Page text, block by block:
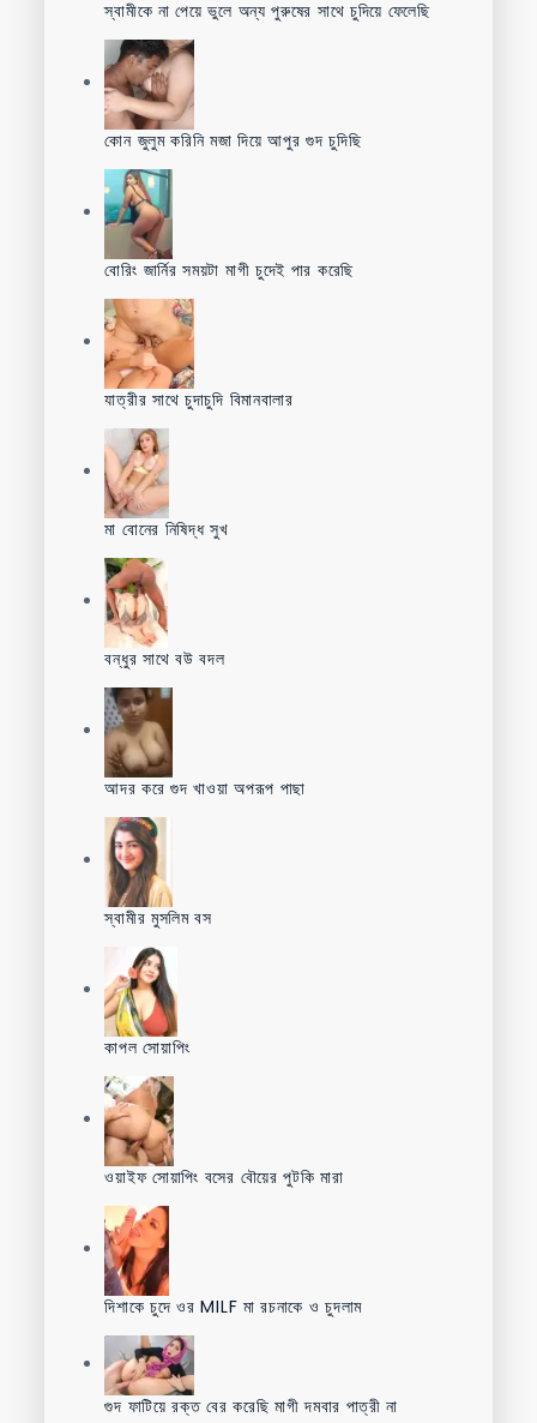
স্বামীকে না পেয়ে ভুলে অন্য পুরুষের সাথে চুদিয়ে ফেলেছি
কোন জুলুম করিনি মজা দিয়ে আপুর গুদ চুদিছি
বোরিং জার্নির সময়টা মাগী চুদেই পার করেছি
যাত্রীর সাথে চুদাচুদি বিমানবালার
মা বোনের নিষিদ্ধ সুখ
বন্ধুর সাথে বউ বদল
আদর করে গুদ খাওয়া অপরূপ পাছা
স্বামীর মুসলিম বস
কাপল সোয়াপিং
ওয়াইফ সোয়াপিং বসের বৌয়ের পুটকি মারা
দিশাকে চুদে ওর MILF মা রচনাকে ও চুদলাম
গুদ ফাটিয়ে রক্ত বের করেছি মাগী দমবার পাত্রী না